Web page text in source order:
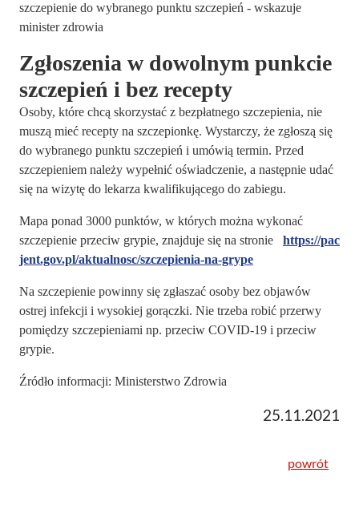
szczepienie do wybranego punktu szczepień - wskazuje
minister zdrowia
Zgłoszenia w dowolnym punkcie
szczepień i bez recepty
Osoby, które chcą skorzystać z bezpłatnego szczepienia, nie
muszą mieć recepty na szczepionkę. Wystarczy, że zgłoszą się
do wybranego punktu szczepień i umówią termin. Przed
szczepieniem należy wypełnić oświadczenie, a następnie udać
się na wizytę do lekarza kwalifikującego do zabiegu.
Mapa ponad 3000 punktów, w których można wykonać
szczepienie przeciw grypie, znajduje się na stronie https://pac
jent.gov.pl/aktualnosc/szczepienia-na-grype
Na szczepienie powinny się zgłaszać osoby bez objawów
ostrej infekcji i wysokiej gorączki. Nie trzeba robić przerwy
pomiędzy szczepieniami np. przeciw COVID-19 i przeciw
grypie.
Źródło informacji: Ministerstwo Zdrowia
25.11.2021
powrót